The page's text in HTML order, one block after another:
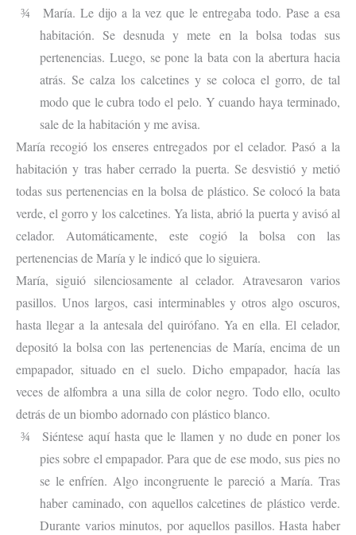
¾
María. Le dijo a la vez que le entregaba todo. Pase a esa
habitación. Se desnuda y mete en la bolsa todas sus
pertenencias. Luego, se pone la bata con la abertura hacia
atrás. Se calza los calcetines y se coloca el gorro, de tal
modo que le cubra todo el pelo. Y cuando haya terminado,
sale de la habitación y me avisa.
María recogió los enseres entregados por el celador. Pasó a la
habitación y tras haber cerrado la puerta. Se desvistió y metió
todas sus pertenencias en la bolsa de plástico. Se colocó la bata
verde, el gorro y los calcetines. Ya lista, abrió la puerta y avisó al
celador. Automáticamente, este cogió la bolsa con las
pertenencias de María y le indicó que lo siguiera.
María, siguió silenciosamente al celador. Atravesaron varios
pasillos. Unos largos, casi interminables y otros algo oscuros,
hasta llegar a la antesala del quirófano. Ya en ella. El celador,
depositó la bolsa con las pertenencias de María, encima de un
empapador, situado en el suelo. Dicho empapador, hacía las
veces de alfombra a una silla de color negro. Todo ello, oculto
detrás de un biombo adornado con plástico blanco.
¾
Siéntese aquí hasta que le llamen y no dude en poner los
pies sobre el empapador. Para que de ese modo, sus pies no
se le enfríen. Algo incongruente le pareció a María. Tras
haber caminado, con aquellos calcetines de plástico verde.
Durante varios minutos, por aquellos pasillos. Hasta haber